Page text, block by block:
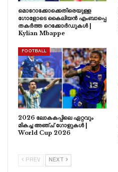
മൊറോക്കോക്കെതിരെയുള്ള
ഗോളോടെ കൈലിയൻ എംബാപ്പെ
തകർത്ത റെക്കോർഡുകൾ |
Kylian Mbappe
FOOTBALL
2026 ലോകകപ്പിലെ ഏറ്റവും
മികച്ച അഞ്ച് ഗോളുകൾ |
World Cup 2026
PREV NEXT